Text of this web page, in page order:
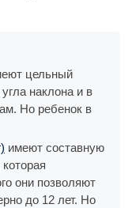
цельный
наклона и в
Но ребенок в
имеют составную
они позволяют
до 12 лет. Но